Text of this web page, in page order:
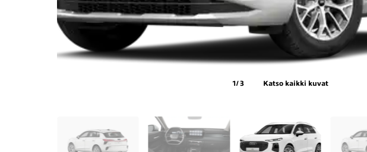
1/ 3 Katso kaikki kuvat